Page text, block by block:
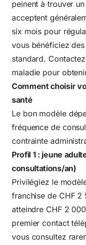
peinent à trouver
acceptent
six mois pour
vous bénéficiez
standard.
maladie pour
Comment choisir
santé
Le bon modèle
fréquence de
contrainte
Profil 1 : jeune
consultations/an)
Privilégiez le
franchise de CHF
atteindre CHF 2
premier contact
vous consultez